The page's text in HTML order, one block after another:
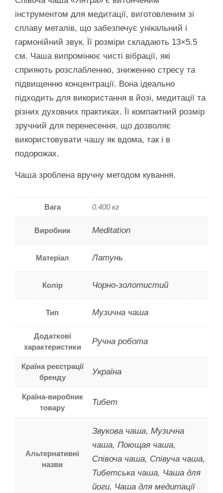
інструментом для медитації, виготовленим зі
сплаву металів, що забезпечує унікальний і
гармонійний звук. Її розміри складають 13×5.5
см. Чаша випромінює чисті вібрації, які
сприяють розслабленню, зниженню стресу та
підвищенню концентрації. Вона ідеально
підходить для використання в йозі, медитації та
різних духовних практиках. Її компактний розмір
зручний для перенесення, що дозволяє
використовувати чашу як вдома, так і в
подорожах.
Чаша зроблена вручну методом кування.
Вага 0.400 кг
Виробник Meditation
Матеріал Латунь
Колір Чорно-золотистий
Тип Музична чаша
Додаткові
характеристики
Ручна робота
Країна реєстрації
бренду
Україна
Країна-виробник
товару
Тибет
Альтернативні
назви
Звукова чаша, Музична
чаша, Поющая чаша,
Співоча чаша, Співуча чаша,
Тибетська чаша, Чаша для
йоги, Чаша для медитації